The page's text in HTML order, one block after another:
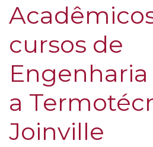
cursos de
a
Joinville